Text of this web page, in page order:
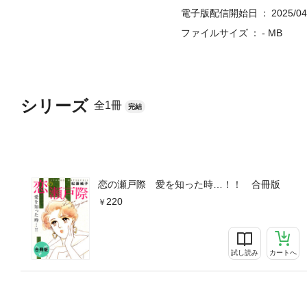
シリーズ 全1冊 完結
恋の瀬戸際 愛を知った時…！！ 合冊版
220
試し読み カートへ
電子版配信開始日
2025/
ファイルサイズ
- MB